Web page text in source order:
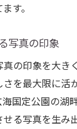
す。
写真の印象
の印象を大き
を最大限に活
国定公園の湖
せる写真を生み